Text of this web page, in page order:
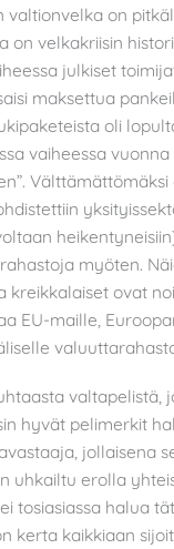
valtionvelka on
on velkakriisin
julkiset
maksettua
oli
vaiheessa
myöten.
kreikkalaiset ovat
EU-maille,
valtapelistä,
hyvät pelimerkit
jollaisena
uhkailtu erolla
tosiasiassa halua
kerta kaikkiaan